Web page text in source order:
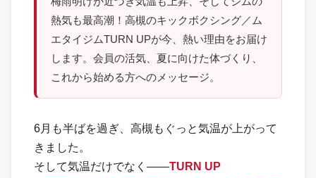
熱気も最高潮！高槻のキックボクシング／ム
エタイジムTURN UPが今、熱い理由をお届け
します。会員の活気、夏に向けた体づくり、
これから始める方へのメッセージ。
6月も半ばを過ぎ、高槻もぐっと気温が上がって
きました。
そして気温だけでなく——TURN UP